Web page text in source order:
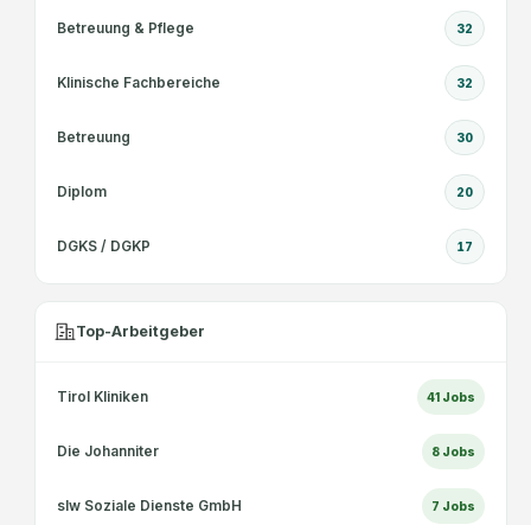
Betreuung & Pflege 32
Klinische Fachbereiche 32
Betreuung 30
Diplom 20
DGKS / DGKP 17
Top-Arbeitgeber
Tirol Kliniken 41 Jobs
Die Johanniter 8 Jobs
slw Soziale Dienste GmbH 7 Jobs